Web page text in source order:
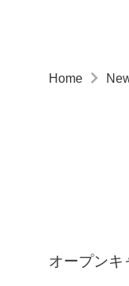
Home
オープンキ